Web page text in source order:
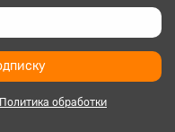
Политика обработки